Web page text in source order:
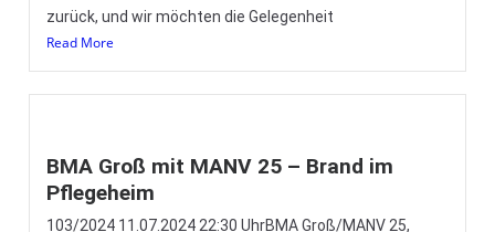
zurück, und wir möchten die Gelegenheit
Read More
BMA Groß mit MANV 25 – Brand im
Pflegeheim
103/2024 11.07.2024 22:30 UhrBMA Groß/MANV 25,